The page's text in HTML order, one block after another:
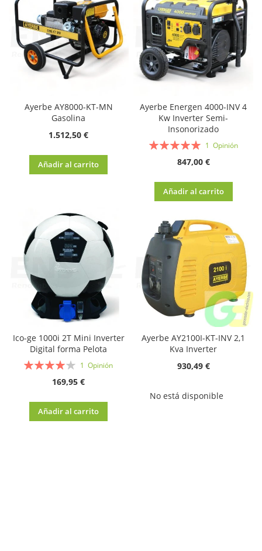
Ayerbe AY8000-KT-MN
Gasolina
1.512,50 €
Añadir al carrito
Ayerbe Energen 4000-INV 4
Kw Inverter Semi-
Insonorizado
Valoración:
1 Opinión
847,00 €
Añadir al carrito
Ico-ge 1000i 2T Mini Inverter
Digital forma Pelota
Valoración:
1Opinión
169,95 €
Añadir al carrito
Ayerbe AY2100I-KT-INV 2,1
Kva Inverter
930,49 €
No está disponible